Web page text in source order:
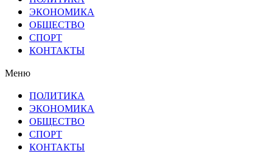
ЭКОНОМИКА
ОБЩЕСТВО
СПОРТ
КОНТАКТЫ
Меню
ПОЛИТИКА
ЭКОНОМИКА
ОБЩЕСТВО
СПОРТ
КОНТАКТЫ